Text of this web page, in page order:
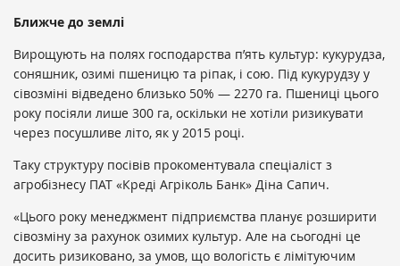
Ближче до землі
Вирощують на полях господарства п’ять культур: кукурудза,
соняшник, озимі пшеницю та ріпак, і сою. Під кукурудзу у
сівозміні відведено близько 50% — 2270 га. Пшениці цього
року посіяли лише 300 га, оскільки не хотіли ризикувати
через посушливе літо, як у 2015 році.
Таку структуру посівів прокоментувала спеціаліст з
агробізнесу ПАТ «Креді Агріколь Банк» Діна Сапич.
«Цього року менеджмент підприємства планує розширити
сівозміну за рахунок озимих культур. Але на сьогодні це
досить ризиковано, за умов, що вологість є лімітуючим